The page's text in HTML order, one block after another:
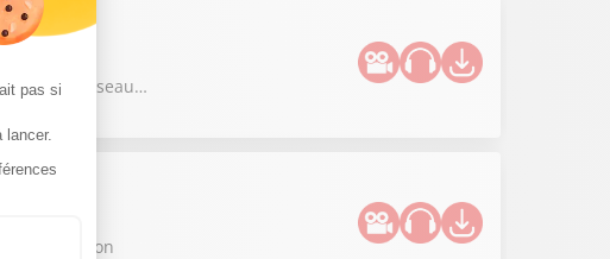
votre réseau…
et Lyon